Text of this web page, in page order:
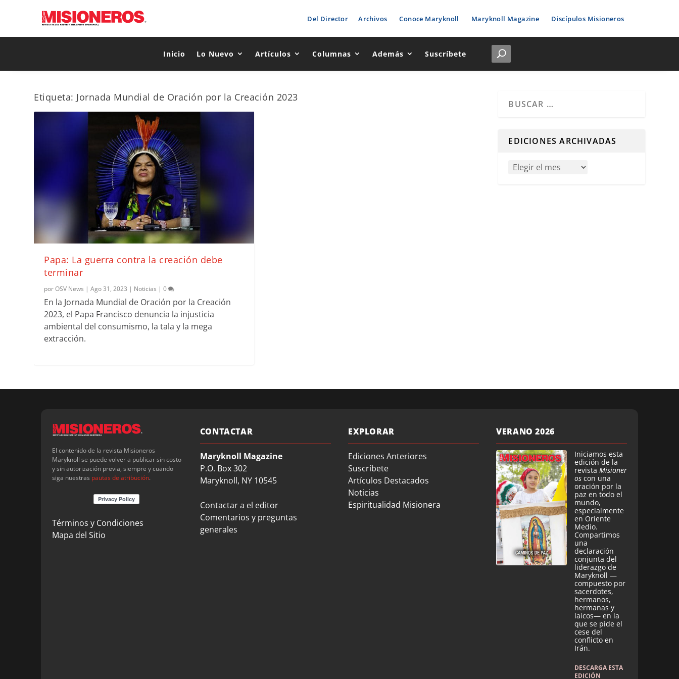
Del Director Archivos Conoce Maryknoll Maryknoll Magazine Discípulos Misioneros
Inicio Lo Nuevo Artículos Columnas Además Suscríbete
Etiqueta: Jornada Mundial de Oración por la Creación 2023
Papa: La guerra contra la creación debe
terminar
porOSV News |Ago 31, 2023 | Noticias |0
En la Jornada Mundial de Oración por la Creación
2023, el Papa Francisco denuncia la injusticia
ambiental del consumismo, la tala y la mega
extracción.
EDICIONES ARCHIVADAS
El contenido de la revista Misioneros
Maryknoll se puede volver a publicar sin costo
y sin autorización previa, siempre y cuando
siga nuestras pautas de atribución.
Términos y Condiciones
Mapa del Sitio
CONTACTAR
Maryknoll Magazine
P.O. Box 302
Maryknoll, NY 10545
Contactar a el editor
Comentarios y preguntas
generales
EXPLORAR
Ediciones Anteriores
Suscríbete
Artículos Destacados
Noticias
Espiritualidad Misionera
VERANO 2026
Iniciamos esta
edición de la
revista Misioner
os con una
oración por la
paz en todo el
mundo,
especialmente
en Oriente
Medio.
Compartimos
una
declaración
conjunta del
liderazgo de
Maryknoll —
compuesto por
sacerdotes,
hermanos,
hermanas y
laicos— en la
que se pide el
cese del
conflicto en
Irán.
DESCARGA ESTA
EDICIÓN